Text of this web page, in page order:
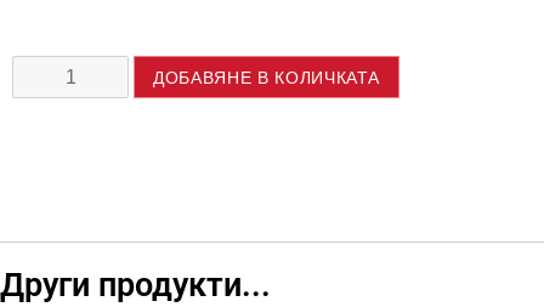
ДОБАВЯНЕ В КОЛИЧКАТА
Други продукти...